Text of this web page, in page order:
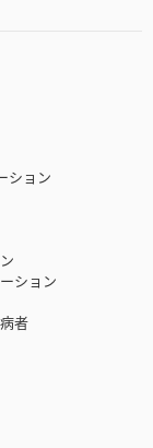
ション
ション
者